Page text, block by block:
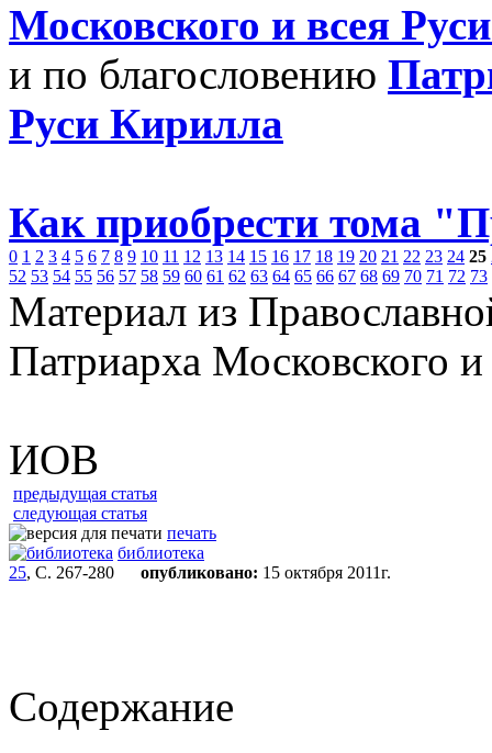
Московского и всея
и по благословению
Руси Кирилла
Как приобрести тома
0 1 2 3 4 5 6 7 8 9 10 11 12 13 14 15 16 17 18 19 20 21 22 23 24 25
52 53 54 55 56 57 58 59 60 61 62 63 64 65 66 67 68 69 70 71 72 73
Материал из
Патриарха Московского
ИОВ
предыдущая статья
следующая статья
печать
библиотека
25, С. 267-280 опубликовано: 15 октября 2011г.
Содержание